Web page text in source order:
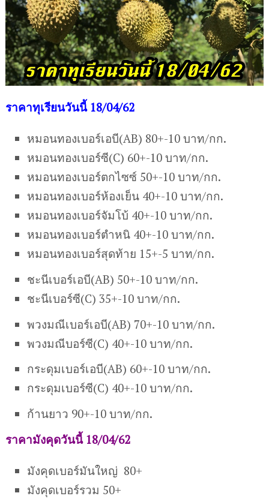
ราคาทุเรียนวันนี้ 18/04/62
หมอนทองเบอร์เอบี(AB) 80+-10 บาท/กก.
หมอนทองเบอร์ซี(C) 60+-10 บาท/กก.
หมอนทองเบอร์ตกไซซ์ 50+-10 บาท/กก.
หมอนทองเบอร์ห้องเย็น 40+-10 บาท/กก.
หมอนทองเบอร์จัมโบ้ 40+-10 บาท/กก.
หมอนทองเบอร์ตำหนิ 40+-10 บาท/กก.
หมอนทองเบอร์สุดท้าย 15+-5 บาท/กก.
ชะนีเบอร์เอบี(AB) 50+-10 บาท/กก.
ชะนีเบอร์ซี(C) 35+-10 บาท/กก.
พวงมณีเบอร์เอบี(AB) 70+-10 บาท/กก.
พวงมณีบอร์ซี(C) 40+-10 บาท/กก.
กระดุมเบอร์เอบี(AB) 60+-10 บาท/กก.
กระดุมเบอร์ซี(C) 40+-10 บาท/กก.
ก้านยาว 90+-10 บาท/กก.
ราคามังคุดวันนี้ 18/04/62
มังคุดเบอร์มันใหญ่ 80+
มังคุดเบอร์รวม 50+